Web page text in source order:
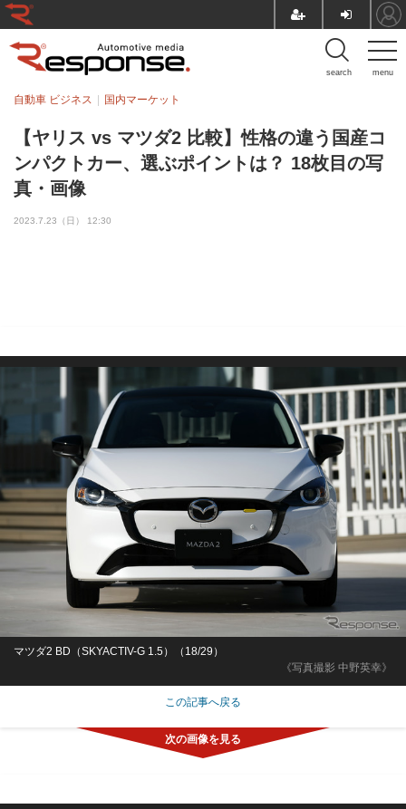
menu
search
【ヤリス vs マツダ2 比較】性格の違う国産コ
ンパクトカー、選ぶポイントは？ 18枚目の写
真・画像
自動車 ビジネス 国内マーケット
2023.7.23（日） 12:30
《写真撮影 中野英幸》
マツダ2 BD（SKYACTIV-G 1.5）（18/29）
この記事へ戻る